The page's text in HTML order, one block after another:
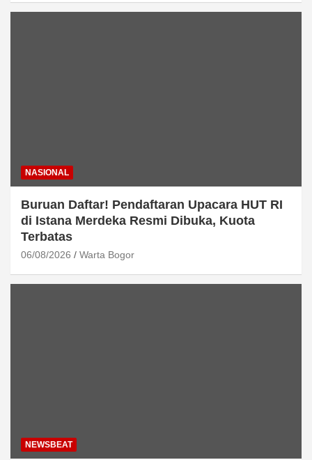
NASIONAL
Buruan Daftar! Pendaftaran Upacara HUT RI
di Istana Merdeka Resmi Dibuka, Kuota
Terbatas
06/08/2026 Warta Bogor
NEWSBEAT